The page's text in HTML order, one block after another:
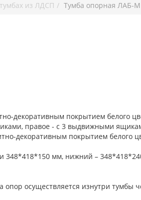
из ЛДСП Тумба опорная ЛАБ-
декоративным покрытием белого
правое - с 3 выдвижными
декоративным покрытием белого
348*418*150 мм, нижний –
осуществляется изнутри тумбы